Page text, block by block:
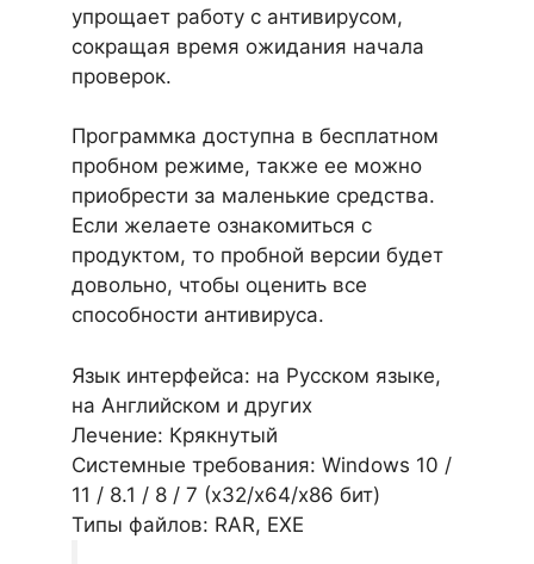
упрощает работу с антивирусом,
сокращая время ожидания начала
проверок.
Программка доступна в бесплатном
пробном режиме, также ее можно
приобрести за маленькие средства.
Если желаете ознакомиться с
продуктом, то пробной версии будет
довольно, чтобы оценить все
способности антивируса.
Язык интерфейса: на Русском языке,
на Английском и других
Лечение: Крякнутый
Системные требования: Windows 10 /
11 / 8.1 / 8 / 7 (х32/x64/x86 бит)
Типы файлов: RAR, EXE